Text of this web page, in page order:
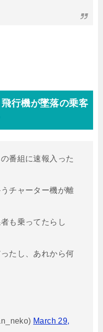
行機が墜落の乗客
番組に速報入った
チャーター機が離
も乗ってたらし
たし、あれから何
March 29,